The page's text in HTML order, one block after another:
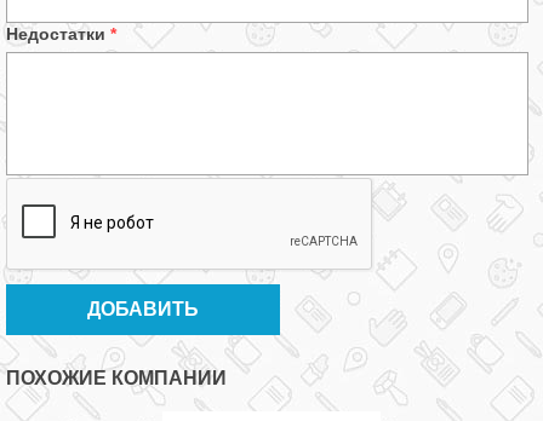
Недостатки *
ПОХОЖИЕ КОМПАНИИ